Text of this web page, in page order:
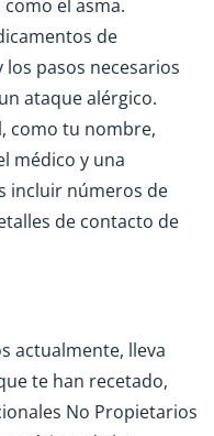
el asma.
de
pasos necesarios
ataque alérgico.
como tu nombre,
médico y una
incluir números de
de contacto de
actualmente, lleva
te han recetado,
No Propietarios